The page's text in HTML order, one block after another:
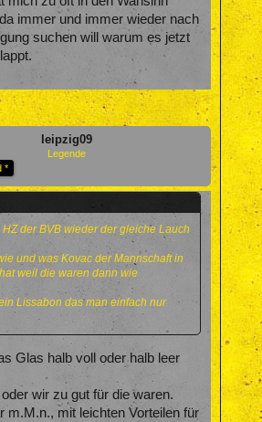
immer und immer wieder nach
suchen will warum es jetzt
leipzig09
Legende
*
der BVB wieder der gleiche Lauch
und was Kovac der Mannschaft in
weil die waren dann wie
Lissabon das man einfach nur
Glas halb voll oder halb leer
wir zu gut für die waren.
m.M.n., mit leichten Vorteilen für